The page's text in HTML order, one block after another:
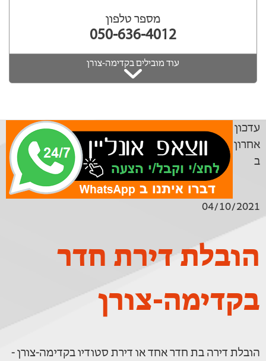
מספר טלפון
050-636-4012
עוד מובילים בקדימה-צורן
עדכון
אחרון
ב
04/10/2021
הובלת דירת חדר
בקדימה-צורן
הובלת דירה בת חדר אחד או דירת סטודיו בקדימה-צורן -